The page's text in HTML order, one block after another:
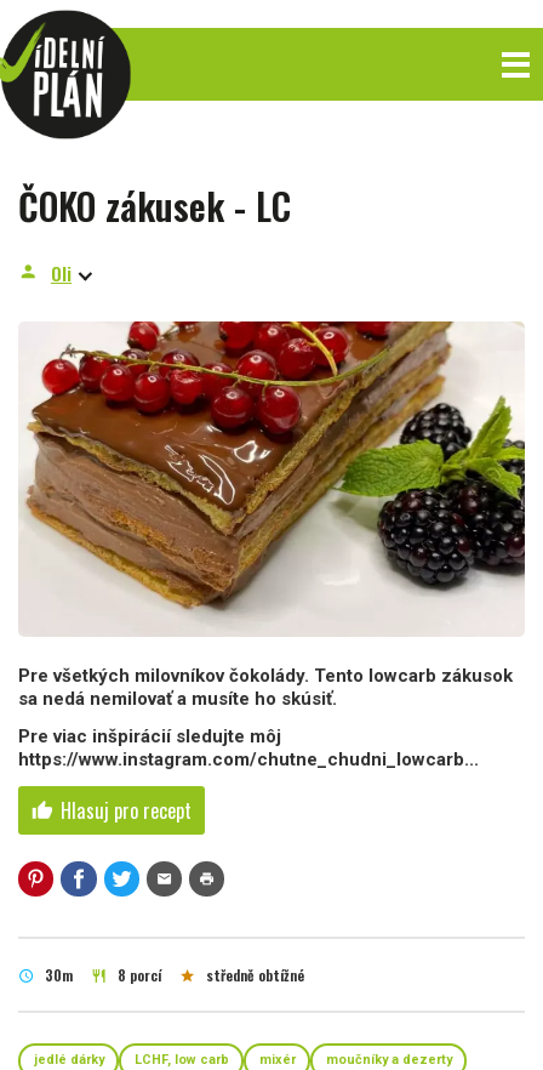
ČOKO zákusek - LC
person Oli
Pre všetkých milovníkov čokolády. Tento lowcarb zákusok
sa nedá nemilovať a musíte ho skúsiť.
Pre viac inšpirácií sledujte môj
https://www.instagram.com/chutne_chudni_lowcarb...
thumb_up Hlasuj pro recept
mail print
schedule 30m restaurant 8 porcí star středně obtížné
jedlé dárky LCHF, low carb mixér moučníky a dezerty